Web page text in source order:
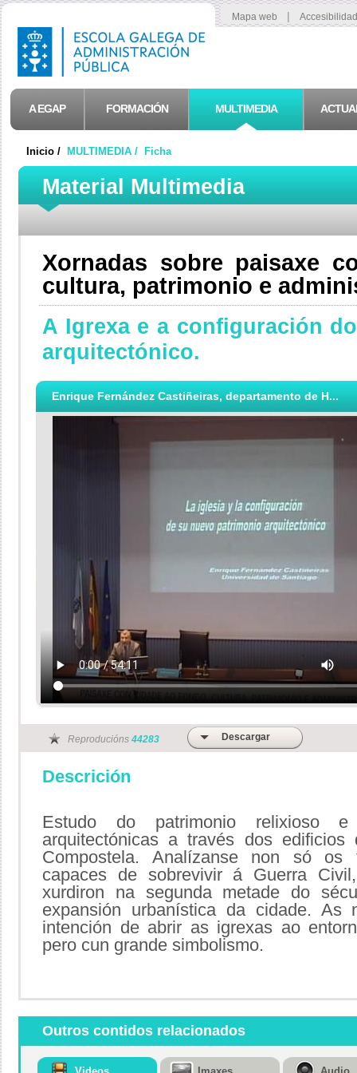
Mapa web |
A EGAP FORMACIÓN MULTIMEDIA
Inicio / MULTIMEDIA / Ficha
Material Multimedia
Xornadas sobre paisaxe
cultura, patrimonio e
A Igrexa e a configuración
arquitectónico.
Enrique Fernández Castiñeiras, departamento de H...
Reproducións 44283 Descargar
Descrición
Estudo do patrimonio relixioso
arquitectónicas a través dos
Compostela. Analízanse non só os
capaces de sobrevivir á Guerra
xurdiron na segunda metade do
expansión urbanística da cidade. As
intención de abrir as igrexas ao
pero cun grande simbolismo.
Outros contidos relacionados